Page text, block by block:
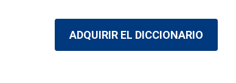
ADQUIRIR EL DICCIONARIO